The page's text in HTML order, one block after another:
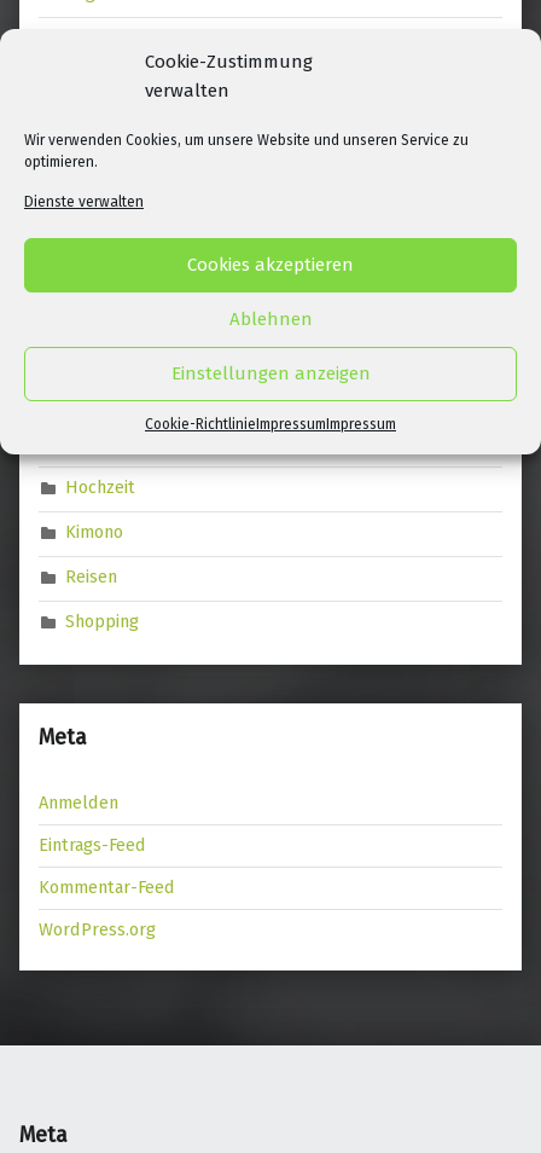
Cookie-Zustimmung
verwalten
Wir verwenden Cookies, um unsere Website und unseren Service zu
optimieren.
Dienste verwalten
Cookies akzeptieren
Ablehnen
Einstellungen anzeigen
Cookie-RichtlinieImpressumImpressum
September 2018
März 2018
Februar 2018
Allgemein
Hochzeit
Kimono
Reisen
Shopping
Meta
Anmelden
Eintrags-Feed
Kommentar-Feed
WordPress.org
Meta